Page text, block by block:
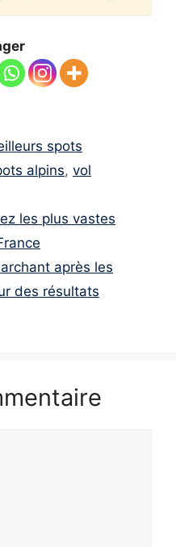
spots
alpins, vol
les plus vastes
après les
des résultats